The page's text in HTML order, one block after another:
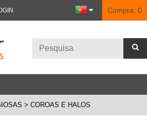
Compra: 0
COROAS E HALOS